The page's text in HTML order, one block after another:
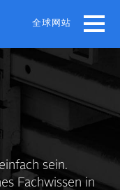
全球网站
sein.
Fachwissen in